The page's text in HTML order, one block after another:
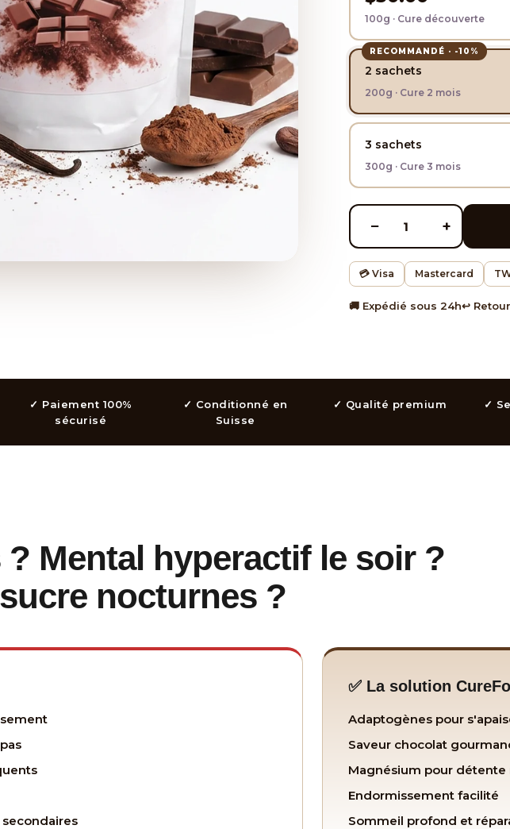
100g · Cure découverte
RECOMMANDÉ · -10%
2 sachets
200g · Cure 2 mois
3 sachets
300g · Cure 3 mois
− 1 +
💳 Visa Mastercard
🚚 Expédié sous 24h↩️
✓ Paiement 100%
sécurisé
✓ Conditionné en
Suisse
✓ Qualité premium ✓
Mental hyperactif le soir ?
nocturnes ?
✅ La solution
Adaptogènes pour
Saveur chocolat
Magnésium pour détente
Endormissement facilité
Sommeil profond et